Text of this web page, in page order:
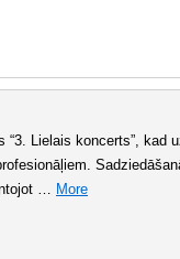
Lielais koncerts”, kad
… More